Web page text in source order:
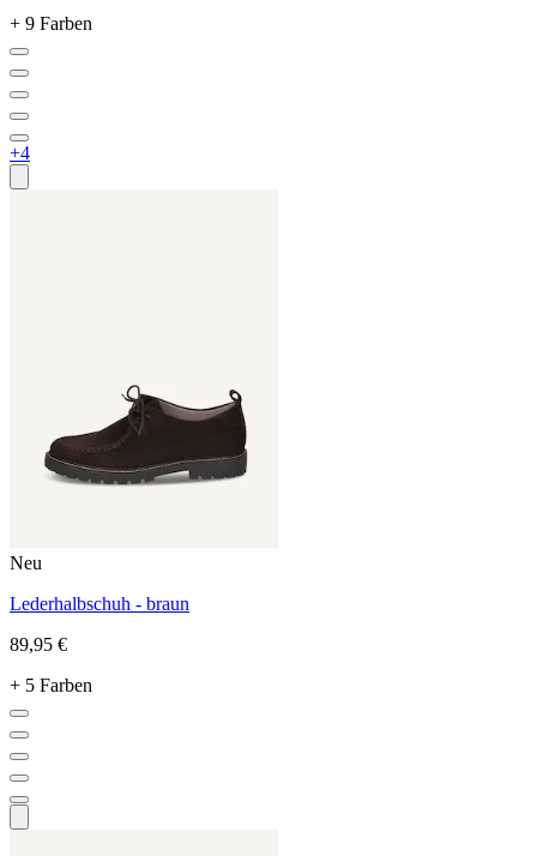
+ 9 Farben
+4
Neu
Lederhalbschuh - braun
89,95 €
+ 5 Farben